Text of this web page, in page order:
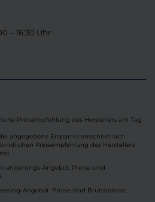
– 16:30 Uhr
Preisempfehlung des Herstellers am Tag
angegebene Ersparnis errechnet sich
Preisempfehlung des Herstellers
Angebot. Preise sind
Angebot. Preise sind Bruttopreise.